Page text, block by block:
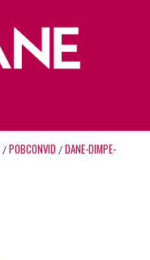
/ POBCONVID / DANE-DIMPE-